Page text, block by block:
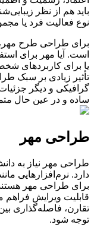
باید هم از نظر
نوع فعالیت فرد یا
برای طراحی طرح مهر،
است. آیا مهر برای
یا برای کاربردهای
تأثیر زیادی بر سبک
گرافیکی و دیگر
ساده و در عین حال
طراحی مهر
طراحی مهر نیاز به
دارد. نرم‌افزارهایی
برای طراحی مهر
قابلیت ویرایش فراهم
تقارن، فاصله‌گذاری
توجه شود.